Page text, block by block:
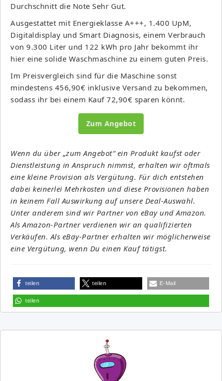
Durchschnitt die Note Sehr Gut.
Ausgestattet mit Energieklasse A+++, 1.400 UpM,
Digitaldisplay und Smart Diagnosis, einem Verbrauch
von 9.300 Liter und 122 kWh pro Jahr bekommt ihr
hier eine solide Waschmaschine zu einem guten Preis.
Im Preisvergleich sind für die Maschine sonst
mindestens 456,90€ inklusive Versand zu bekommen,
sodass ihr bei einem Kauf 72,90€ sparen könnt.
Zum Angebot
Wenn du über „zum Angebot“ ein Produkt kaufst oder
Dienstleistung in Anspruch nimmst, erhalten wir oftmals
eine kleine Provision als Vergütung. Für dich entstehen
dabei keinerlei Mehrkosten und diese Provisionen haben
in keinem Fall Auswirkung auf unsere Deal-Auswahl.
Unter anderem sind wir Partner von eBay und Amazon.
Als Amazon-Partner verdienen wir an qualifizierten
Verkäufen. Als eBay-Partner erhalten wir möglicherweise
eine Vergütung, wenn Du einen Kauf tätigst.
teilen teilen E-Mail
teilen